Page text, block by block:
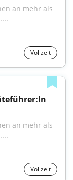
an mehr als
Vollzeit
an mehr als
Vollzeit